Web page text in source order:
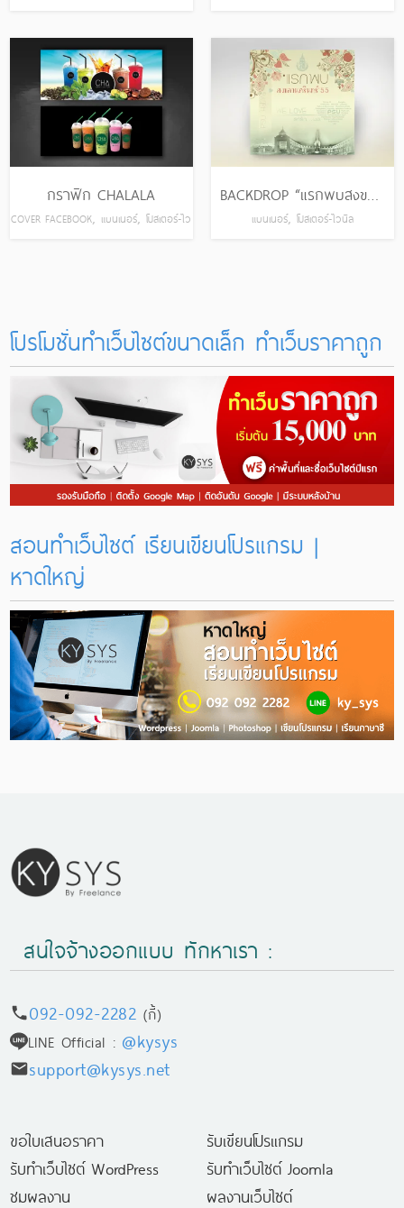
กราฟิก CHALALA
COVER FACEBOOK แบนเนอร์,โปสเตอร์-ไว
BACKDROP “แรกพบสงขลานครินทร์”
แบนเนอร์,โปสเตอร์-ไวนิล
โปรโมชั่นทำเว็บไซต์ขนาดเล็ก ทําเว็บราคาถูก
สอนทำเว็บไซต์ เรียนเขียนโปรแกรม |
หาดใหญ่
สนใจจ้างออกแบบ ทักหาเรา :
092-092-2282 (กี้)
LINE Official : @kysys
support@kysys.net
ขอใบเสนอราคา
รับเขียนโปรแกรม
รับทำเว็บไซต์ WordPress
รับทำเว็บไซต์ Joomla
ชมผลงาน
ผลงานเว็บไซต์